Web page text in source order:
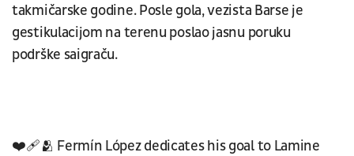
takmičarske godine. Posle gola, vezista Barse je
gestikulacijom na terenu poslao jasnu poruku
podrške saigraču.
❤️‍🩹🫂 Fermín López dedicates his goal to Lamine